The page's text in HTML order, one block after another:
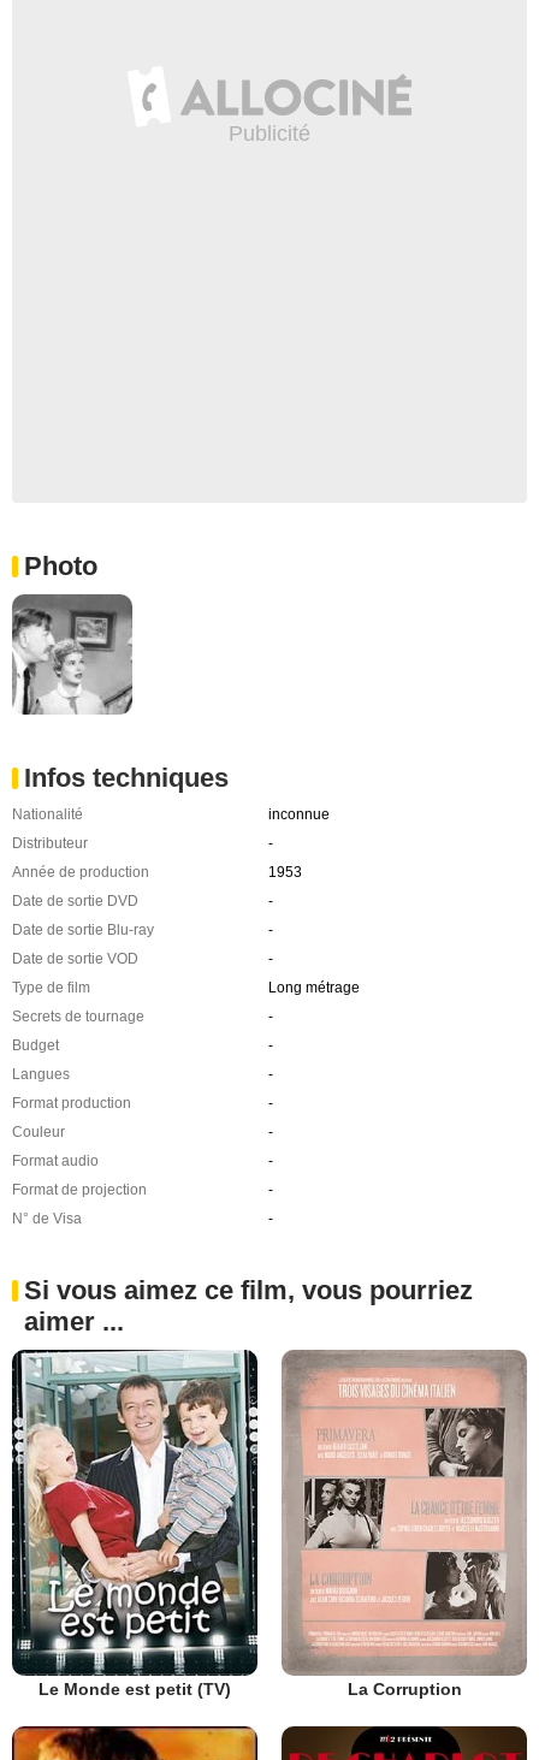
Photo
Infos techniques
Nationalité
inconnue
Distributeur
-
Année de production
1953
Date de sortie DVD
-
Date de sortie Blu-ray
-
Date de sortie VOD
-
Type de film
Long métrage
Secrets de tournage
-
Budget
-
Langues
-
Format production
-
Couleur
-
Format audio
-
Format de projection
-
N° de Visa
-
Si vous aimez ce film, vous pourriez
aimer ...
Le Monde est petit (TV) La Corruption